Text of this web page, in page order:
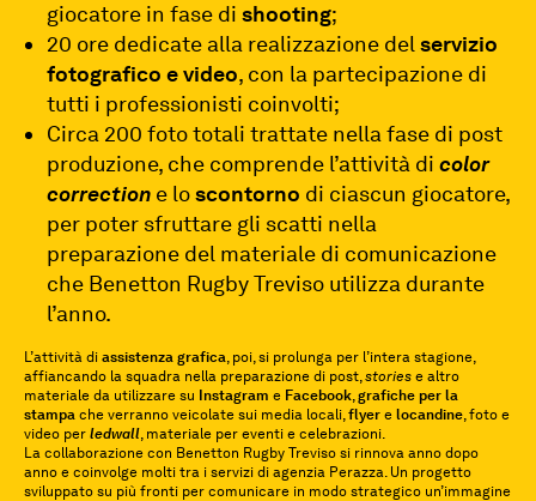
giocatore in fase dishooting;
20 ore dedicate alla realizzazione delservizio
fotografico e video, con la partecipazione di
tutti i professionisti coinvolti;
Circa 200 foto totali trattate nella fase di post
produzione, che comprende l’attività dicolor
correction e loscontorno di ciascun giocatore,
per poter sfruttare gli scatti nella
preparazione del materiale di comunicazione
che Benetton Rugby Treviso utilizza durante
l’anno.
L’attività di assistenza grafica, poi, si prolunga per l’intera stagione,
affiancando la squadra nella preparazione di post,stories e altro
materiale da utilizzare su Instagram e Facebook,grafiche per la
stampa che verranno veicolate sui media locali,flyer e locandine, foto e
video per ledwall, materiale per eventi e celebrazioni.
La collaborazione con Benetton Rugby Treviso si rinnova anno dopo
anno e coinvolge molti tra i servizi di agenzia Perazza. Un progetto
sviluppato su più fronti per comunicare in modo strategico un’immagine